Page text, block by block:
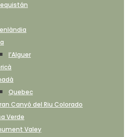
l’Alguer
Quebec
Canyó del Riu Colorado
Verde
Valey